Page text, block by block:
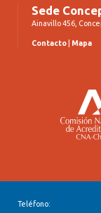
Sede
Ainavillo 456,
Contacto Mapa
Teléfono: